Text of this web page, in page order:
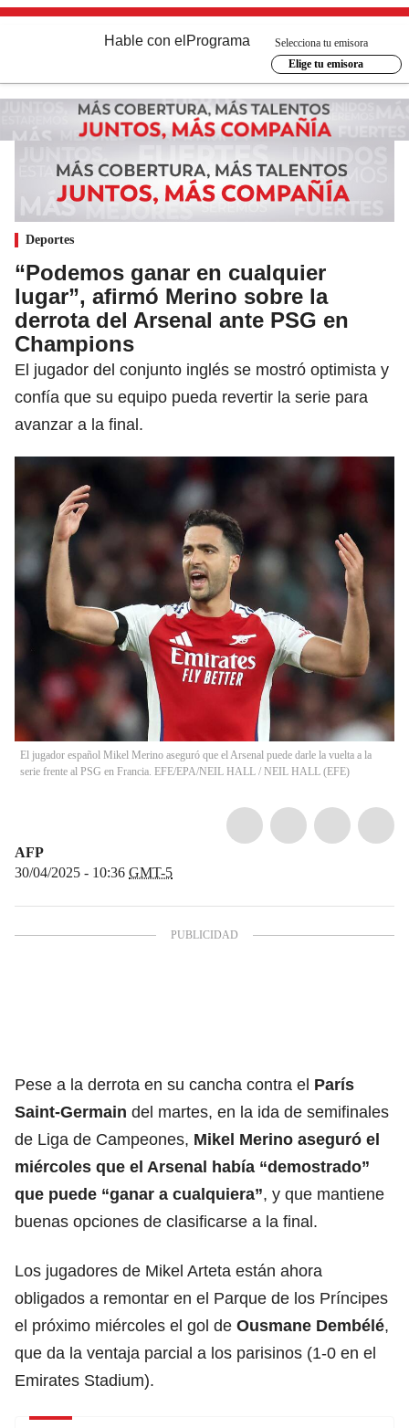
Hable con el Programa
Selecciona tu emisora
Elige tu emisora
Deportes
“Podemos ganar en cualquier
lugar”, afirmó Merino sobre la
derrota del Arsenal ante PSG en
Champions
El jugador del conjunto inglés se mostró optimista y
confía que su equipo pueda revertir la serie para
avanzar a la final.
El jugador español Mikel Merino aseguró que el Arsenal puede darle la vuelta a la
serie frente al PSG en Francia. EFE/EPA/NEIL HALL / NEIL HALL (EFE)
AFP
30/04/2025 - 10:36 GMT-5
Pese a la derrota en su cancha contra el París
Saint-Germain del martes, en la ida de semifinales
de Liga de Campeones, Mikel Merino aseguró el
miércoles que el Arsenal había “demostrado”
que puede “ganar a cualquiera”, y que mantiene
buenas opciones de clasificarse a la final.
Los jugadores de Mikel Arteta están ahora
obligados a remontar en el Parque de los Príncipes
el próximo miércoles el gol de Ousmane Dembélé,
que da la ventaja parcial a los parisinos (1-0 en el
Emirates Stadium).